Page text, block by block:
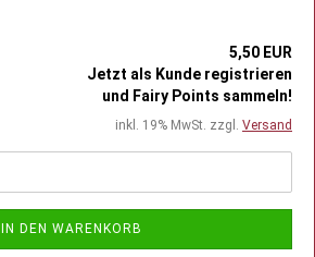
5,50 EUR
Jetzt als Kunde registrieren
und Fairy Points sammeln!
inkl. 19% MwSt. zzgl. Versand
IN DEN WARENKORB